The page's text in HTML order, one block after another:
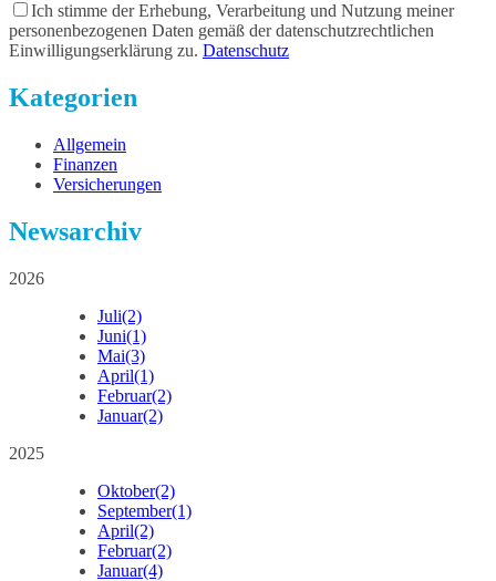
Ich stimme der Erhebung, Verarbeitung und Nutzung meiner
personenbezogenen Daten gemäß der datenschutzrechtlichen
Einwilligungserklärung zu. Datenschutz
Kategorien
Allgemein
Finanzen
Versicherungen
Newsarchiv
2026
Juli(2)
Juni(1)
Mai(3)
April(1)
Februar(2)
Januar(2)
2025
Oktober(2)
September(1)
April(2)
Februar(2)
Januar(4)